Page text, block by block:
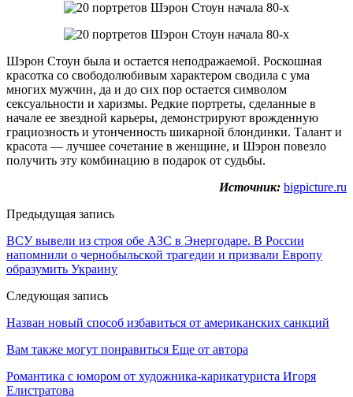
Шэрон Стоун была и остается неподражаемой. Роскошная
красотка со свободолюбивым характером сводила с ума
многих мужчин, да и до сих пор остается символом
сексуальности и харизмы. Редкие портреты, сделанные в
начале ее звездной карьеры, демонстрируют врожденную
грациозность и утонченность шикарной блондинки. Талант и
красота — лучшее сочетание в женщине, и Шэрон повезло
получить эту комбинацию в подарок от судьбы.
Источник: bigpicture.ru
Предыдущая запись
ВСУ вывели из строя обе АЗС в Энергодаре. В России
напомнили о чернобыльской трагедии и призвали Европу
образумить Украину
Следующая запись
Назван новый способ избавиться от американских санкций
Вам также могут понравиться Еще от автора
Романтика с юмором от художника-карикатуриста Игоря
Елистратова